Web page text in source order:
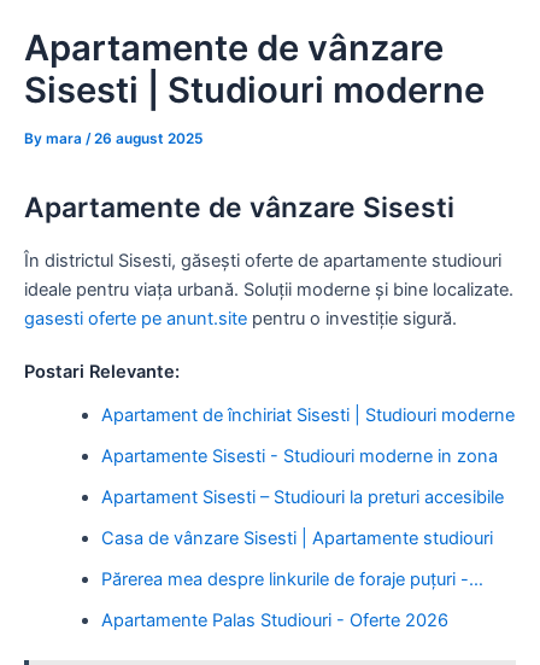
content
Apartamente de vânzare
Sisesti | Studiouri moderne
By mara /26 august 2025
Apartamente de vânzare Sisesti
În districtul Sisesti, găsești oferte de apartamente studiouri
ideale pentru viața urbană. Soluții moderne și bine localizate.
gasesti oferte pe anunt.site pentru o investiție sigură.
Postari Relevante:
Apartament de închiriat Sisesti | Studiouri moderne
Apartamente Sisesti - Studiouri moderne in zona
Apartament Sisesti – Studiouri la preturi accesibile
Casa de vânzare Sisesti | Apartamente studiouri
Părerea mea despre linkurile de foraje puțuri -…
Apartamente Palas Studiouri - Oferte 2026